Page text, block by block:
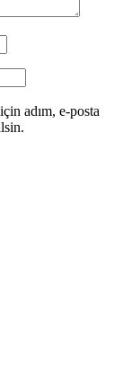
adım, e-posta